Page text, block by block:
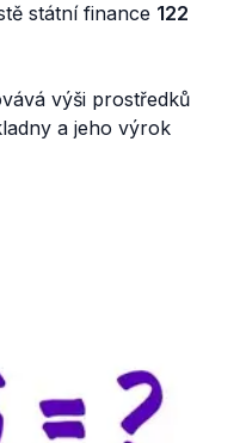
státní finance 122
výši prostředků
a jeho výrok